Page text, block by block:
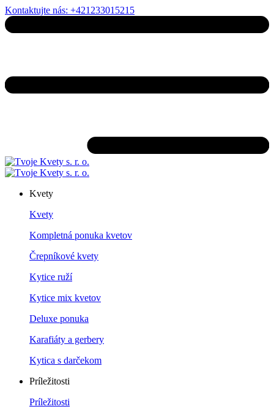
Kontaktujte nás: +421233015215
Kvety
Kvety
Kompletná ponuka kvetov
Črepníkové kvety
Kytice ruží
Kytice mix kvetov
Deluxe ponuka
Karafiáty a gerbery
Kytica s darčekom
Príležitosti
Príležitosti